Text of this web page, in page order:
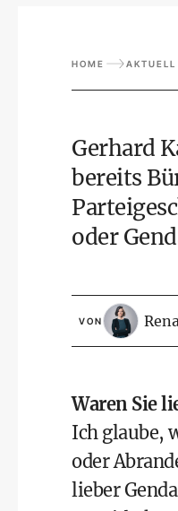
HOME AKTUELL
Gerhard
bereits
oder
VON
Waren Sie
Ich glaube,
oder
lieber